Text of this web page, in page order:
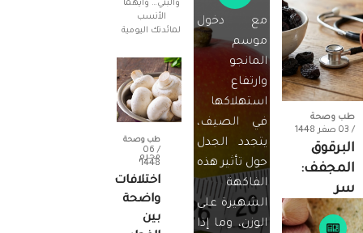
طب وصحة
/ 03 صفر 1448
البرقوق
المجفف:
سر
طبيعي
لتعزيز
مع دخول
موسم
المانجو
وارتفاع
استهلاكها
في الصيف،
يتجدد الجدل
حول تأثير هذه
الفاكهة
الشهيرة على
الوزن، وما إذا
طب وصحة
/ 06
محرم
1448
اختلافات
واضحة
بين